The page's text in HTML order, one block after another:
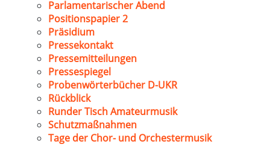
Parlamentarischer Abend
Positionspapier 2
Präsidium
Pressekontakt
Pressemitteilungen
Pressespiegel
Probenwörterbücher D-UKR
Rückblick
Runder Tisch Amateurmusik
Schutzmaßnahmen
Tage der Chor- und Orchestermusik